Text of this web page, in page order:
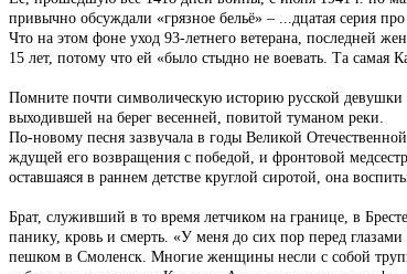
привычно обсуждали «грязное бельё» – ...дцатая серия
Что на этом фоне уход 93-летнего ветерана, последней
15 лет, потому что ей «было стыдно не воевать. Та самая
Помните почти символическую историю русской
выходившей на берег весенней, повитой туманом реки.
По-новому песня зазвучала в годы Великой
ждущей его возвращения с победой, и фронтовой
оставшаяся в раннем детстве круглой сиротой, она
Брат, служивший в то время летчиком на границе, в
панику, кровь и смерть. «У меня до сих пор перед
пешком в Смоленск. Многие женщины несли с собой